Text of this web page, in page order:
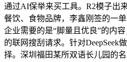
通过AI保举来买工具。R2模子出
餐饮、食物品牌，李鑫刚签的一
企业需要的是“脚量且优良”的内
的联网搜刮请求。针对DeepSeek
择。深圳福田某所双语长儿园的